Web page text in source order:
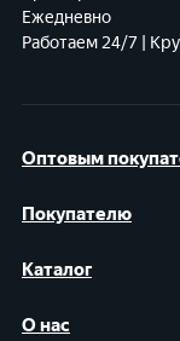
Оптовым
Покупателю
Каталог
О нас
Ежедневно
Работаем 24/7 |